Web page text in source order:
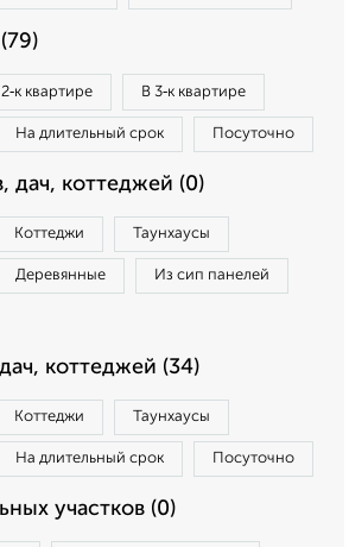
2‑к квартире В 3‑к квартире
На длительный срок Посуточно
дач, коттеджей (0)
Коттеджи Таунхаусы
Деревянные Из сип панелей
коттеджей (34)
Коттеджи Таунхаусы
На длительный срок Посуточно
участков (0)